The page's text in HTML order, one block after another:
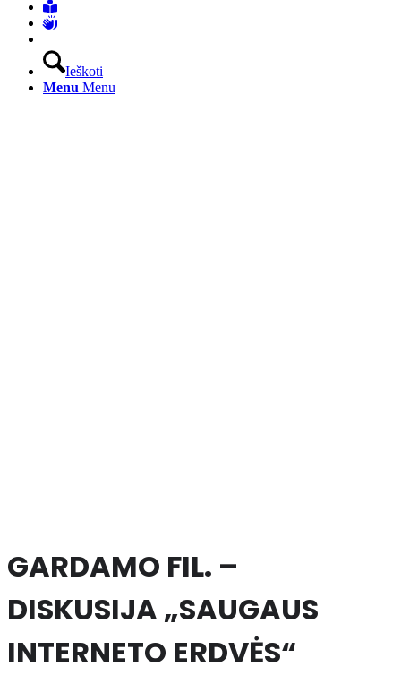
Ieškoti
Menu Menu
GARDAMO FIL. –
DISKUSIJA „SAUGAUS
INTERNETO ERDVĖS“